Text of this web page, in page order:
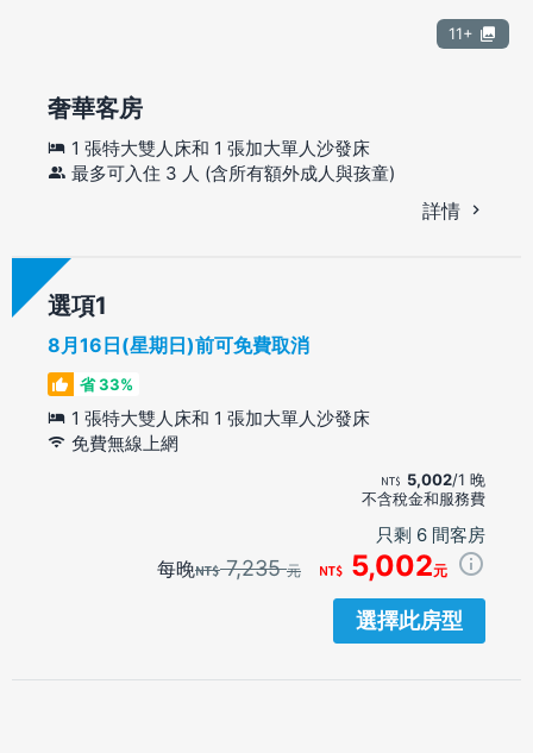
11+
奢華客房
1 張特大雙人床和 1 張加大單人沙發床
最多可入住 3 人 (含所有額外成人與孩童)
詳情
選項
8月16日(星期日)前可免費取消
省 33%
1 張特大雙人床和 1 張加大單人沙發床
免費無線上網
5,002/1 晚
不含稅金和服務費
只剩 6 間客房
每晚 7,235元 5,002元
選擇此房型